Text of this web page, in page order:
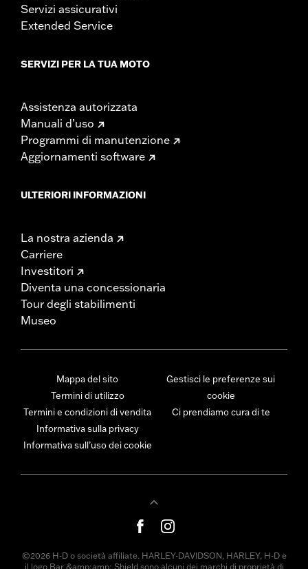
Servizi assicurativi
Extended Service
SERVIZI PER LA TUA MOTO
Assistenza autorizzata
Manuali d’uso
Programmi di manutenzione
Aggiornamenti software
ULTERIORI INFORMAZIONI
La nostra azienda
Carriere
Investitori
Diventa una concessionaria
Tour degli stabilimenti
Museo
Mappa del sito
Termini di utilizzo
Termini e condizioni di vendita
Informativa sulla privacy
Informativa sull’uso dei cookie
Gestisci le preferenze sui
cookie
Ci prendiamo cura di te
©2026 H-D o società affiliate. HARLEY-DAVIDSON, HARLEY, H-D e
il logo Bar &amp;amp; Shield sono alcuni dei marchi di proprietà di